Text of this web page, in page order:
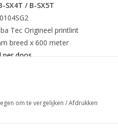
SX4T / B-SX5T
Tec Origineel printlint
breed x 600 meter
per doos
om te vergelijken /Afdrukken